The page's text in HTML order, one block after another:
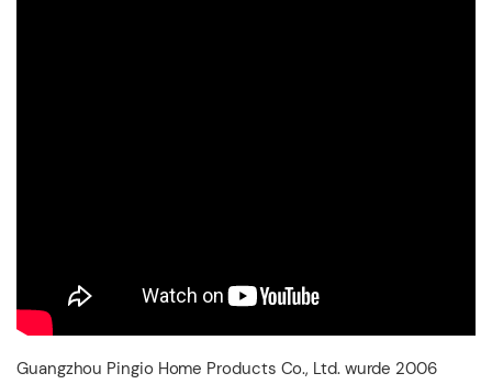
Guangzhou Pingio Home Products Co., Ltd. wurde 2006